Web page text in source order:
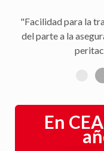
"Facilidad para la
del parte a la
En